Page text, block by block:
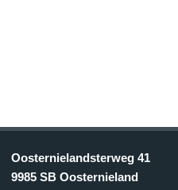
Oosternielandsterweg 41
9985 SB Oosternieland